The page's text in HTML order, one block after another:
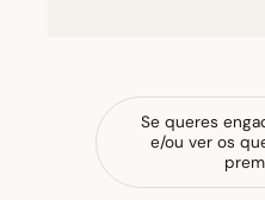
Se queres
e/ou ver os